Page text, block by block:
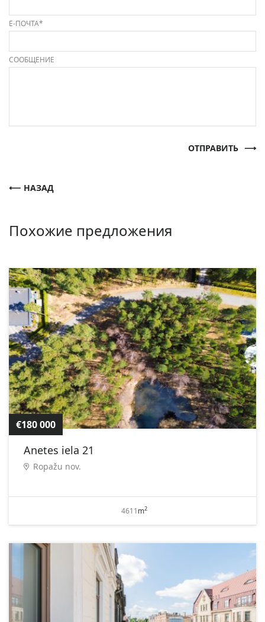
Е-ПОЧТА*
СООБЩЕНИЕ
ОТПРАВИТЬ
НАЗАД
Похожие предложения
€180 000
Anetes iela 21
Ropažu nov.
4611m2